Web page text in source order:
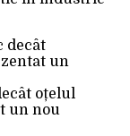
oțelul
un nou